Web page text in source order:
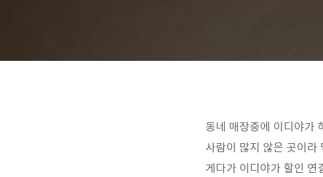
동네 매장중에 이디야가
사람이 많지 않은 곳이라
게다가 이디야가 할인